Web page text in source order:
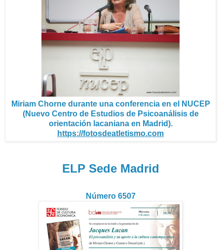
Miriam Chorne durante una conferencia en el NUCEP
(Nuevo Centro de Estudios de Psicoanálisis de
orientación lacaniana en Madrid).
https://fotosdeatletismo.com
ELP Sede Madrid
Número 6507